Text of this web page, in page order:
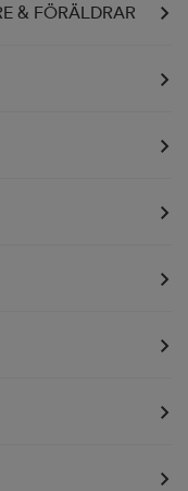
& FÖRÄLDRAR